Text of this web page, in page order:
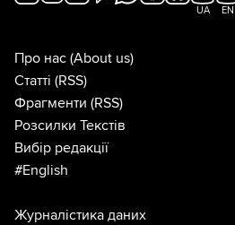
UA EN
Про нас (About us)
Статті (RSS)
Фрагменти (RSS)
Розсилки Текстів
Вибір редакції
#English
Журналістика даних